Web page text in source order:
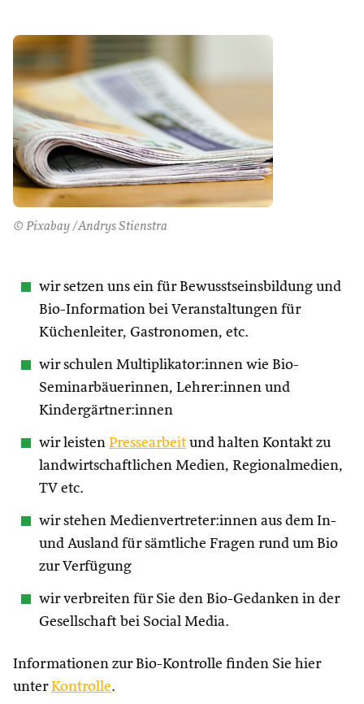
© Pixabay /Andrys Stienstra
wir setzen uns ein für Bewusstseinsbildung und
Bio-Information bei Veranstaltungen für
Küchenleiter, Gastronomen, etc.
wir schulen Multiplikator:innen wie Bio-
Seminarbäuerinnen, Lehrer:innen und
Kindergärtner:innen
wir leisten Pressearbeit und halten Kontakt zu
landwirtschaftlichen Medien, Regionalmedien,
TV etc.
wir stehen Medienvertreter:innen aus dem In-
und Ausland für sämtliche Fragen rund um Bio
zur Verfügung
wir verbreiten für Sie den Bio-Gedanken in der
Gesellschaft bei Social Media.
Informationen zur Bio-Kontrolle finden Sie hier
unterKontrolle.